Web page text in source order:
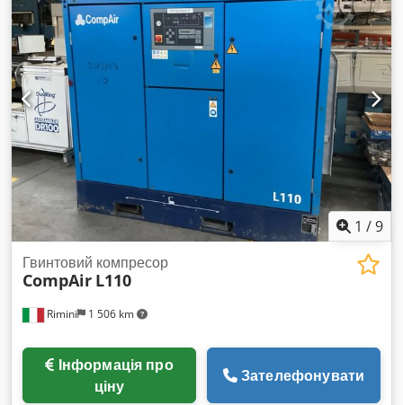
1 /9
Rimini 1 506 km
Гвинтовий компресор
CompAir L110
ціну
Зателефонувати